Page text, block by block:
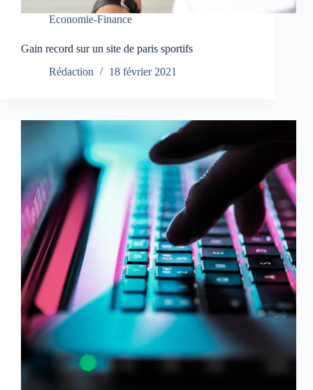
Economie-Finance
Gain record sur un site de paris sportifs
Rédaction
18 février 2021